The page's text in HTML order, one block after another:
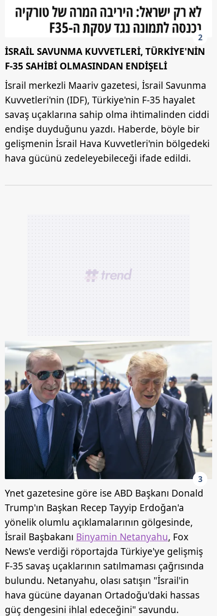
2
İSRAİL SAVUNMA KUVVETLERİ, TÜRKİYE'NİN
F-35 SAHİBİ OLMASINDAN ENDİŞELİ
İsrail merkezli Maariv gazetesi, İsrail Savunma
Kuvvetleri'nin (IDF), Türkiye'nin F-35 hayalet
savaş uçaklarına sahip olma ihtimalinden ciddi
endişe duyduğunu yazdı. Haberde, böyle bir
gelişmenin İsrail Hava Kuvvetleri'nin bölgedeki
hava gücünü zedeleyebileceği ifade edildi.
3
Ynet gazetesine göre ise ABD Başkanı Donald
Trump'ın Başkan Recep Tayyip Erdoğan'a
yönelik olumlu açıklamalarının gölgesinde,
İsrail Başbakanı Binyamin Netanyahu, Fox
News'e verdiği röportajda Türkiye'ye gelişmiş
F-35 savaş uçaklarının satılmaması çağrısında
bulundu. Netanyahu, olası satışın "İsrail'in
hava gücüne dayanan Ortadoğu'daki hassas
güç dengesini ihlal edeceğini" savundu.